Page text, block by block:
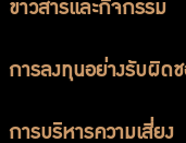
ข่าวสารและกิจกรรม
การลงทุนอย่างรับผิด
การบริหารความเสี่ยง